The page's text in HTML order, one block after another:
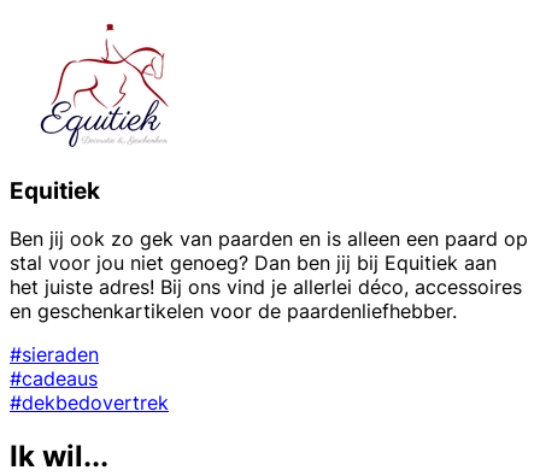
Equitiek
Ben jij ook zo gek van paarden en is alleen een paard op
stal voor jou niet genoeg? Dan ben jij bij Equitiek aan
het juiste adres! Bij ons vind je allerlei déco, accessoires
en geschenkartikelen voor de paardenliefhebber.
#sieraden
#cadeaus
#dekbedovertrek
Ik wil...